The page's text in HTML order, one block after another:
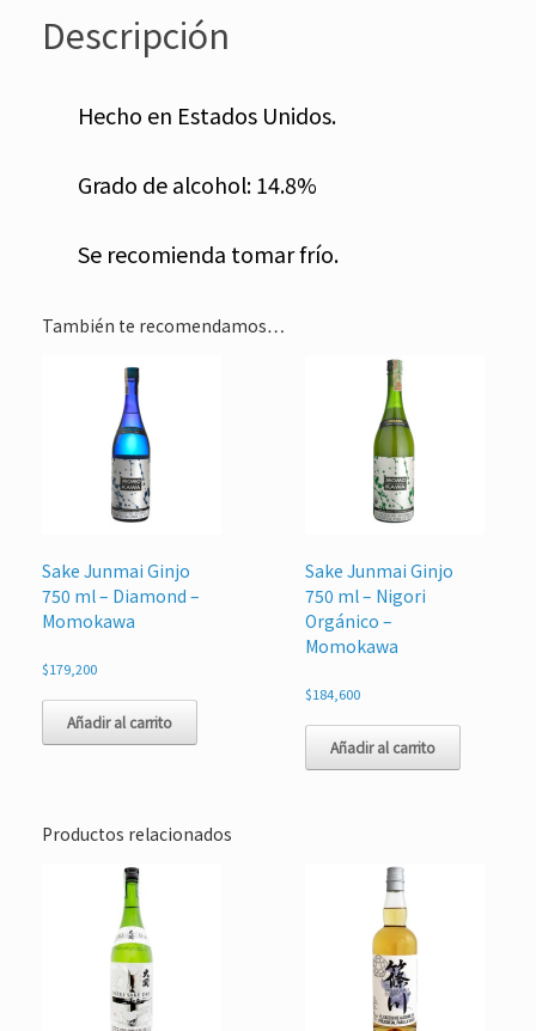
cantidad
Descripción
Hecho en Estados Unidos.
Grado de alcohol: 14.8%
Se recomienda tomar frío.
También te recomendamos…
Sake Junmai Ginjo
750 ml – Diamond –
Momokawa
$179,200
Añadir al carrito
Sake Junmai Ginjo
750 ml – Nigori
Orgánico –
Momokawa
$184,600
Añadir al carrito
Productos relacionados